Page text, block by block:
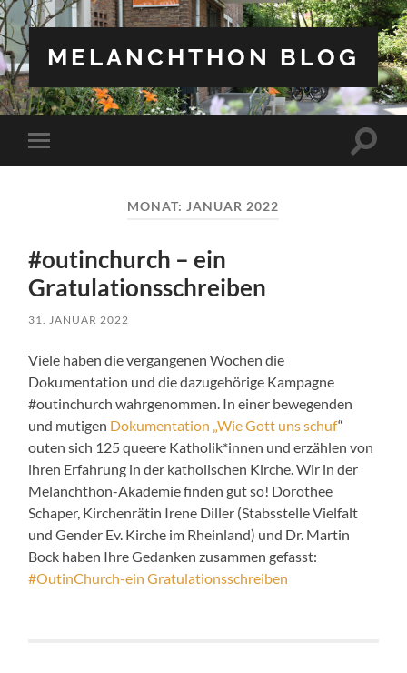
MELANCHTHON BLOG
MONAT: JANUAR 2022
#outinchurch – ein
Gratulationsschreiben
31. JANUAR 2022
Viele haben die vergangenen Wochen die
Dokumentation und die dazugehörige Kampagne
#outinchurch wahrgenommen. In einer bewegenden
und mutigen Dokumentation „Wie Gott uns schuf“
outen sich 125 queere Katholik*innen und erzählen von
ihren Erfahrung in der katholischen Kirche. Wir in der
Melanchthon-Akademie finden gut so! Dorothee
Schaper, Kirchenrätin Irene Diller (Stabsstelle Vielfalt
und Gender Ev. Kirche im Rheinland) und Dr. Martin
Bock haben Ihre Gedanken zusammen gefasst:
#OutinChurch-ein Gratulationsschreiben